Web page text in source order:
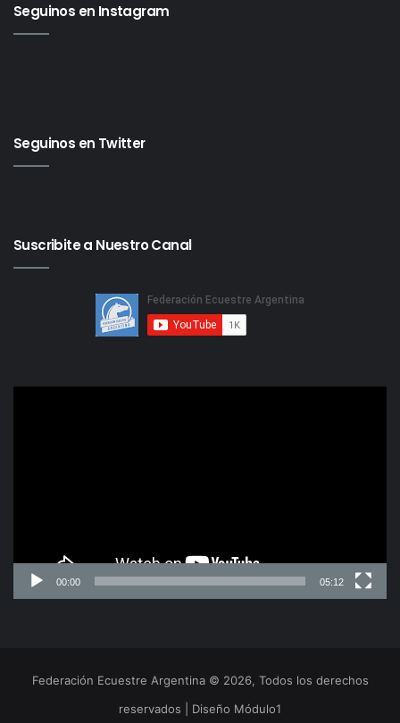
Seguinos en Instagram
Seguinos en Twitter
Suscribite a Nuestro Canal
00:00 05:12
Federación Ecuestre Argentina © 2026, Todos los derechos
reservados | Diseño Módulo1